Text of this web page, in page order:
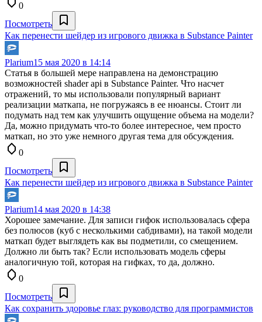
0
Посмотреть
Как перенести шейдер из игрового движка в Substance Painter
Plarium15 мая 2020 в 14:14
Статья в большей мере направлена на демонстрацию
возможностей shader api в Substance Painter. Что насчет
отражений, то мы использовали популярный вариант
реализации маткапа, не погружаясь в ее нюансы. Стоит ли
подумать над тем как улучшить ощущение объема на модели?
Да, можно придумать что-то более интересное, чем просто
маткап, но это уже немного другая тема для обсуждения.
0
Посмотреть
Как перенести шейдер из игрового движка в Substance Painter
Plarium14 мая 2020 в 14:38
Хорошее замечание. Для записи гифок использовалась сфера
без полюсов (куб с несколькими сабдивами), на такой модели
маткап будет выглядеть как вы подметили, со смещением.
Должно ли быть так? Если использовать модель сферы
аналогичную той, которая на гифках, то да, должно.
0
Посмотреть
Как сохранить здоровье глаз: руководство для программистов